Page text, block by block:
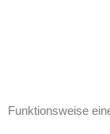
Funktionsweise